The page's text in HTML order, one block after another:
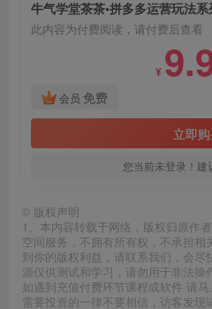
此内容为付费阅读，请付费后查看
¥
会员 免费
立即
您当前未登录！建
© 版权声明
1、本内容转载于网络，版权归原作
空间服务，不拥有所有权，不承担
到你的版权利益，请联系我们，会
源仅供测试和学习，请勿用于非法操
如遇到充值付费环节课程或软件 请
需要投资的一律不要相信，访客发现